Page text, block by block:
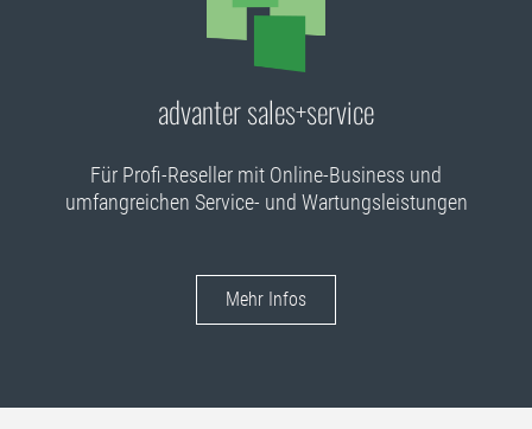
advanter sales+service
Für Profi-Reseller mit Online-Business und
umfangreichen Service- und Wartungsleistungen
Mehr Infos